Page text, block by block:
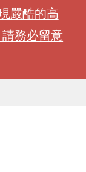
嚴酷的高
務必留意